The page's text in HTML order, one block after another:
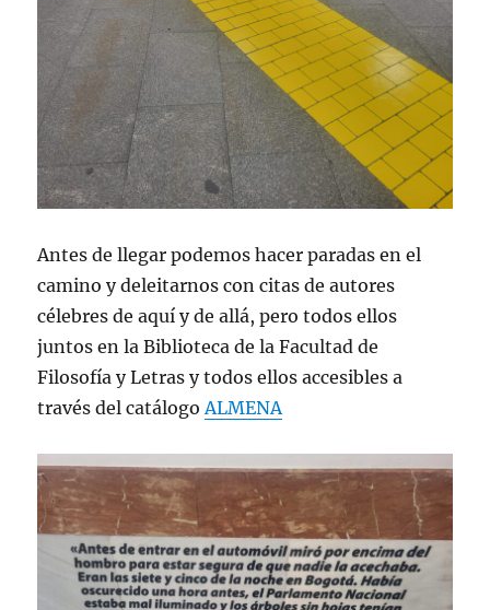
Antes de llegar podemos hacer paradas en el
camino y deleitarnos con citas de autores
célebres de aquí y de allá, pero todos ellos
juntos en la Biblioteca de la Facultad de
Filosofía y Letras y todos ellos accesibles a
través del catálogo ALMENA